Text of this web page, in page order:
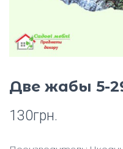
Две жабы 5-
130грн.